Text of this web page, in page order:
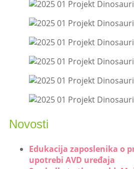
Novosti
Edukacija zaposlenika o
upotrebi AVD uređaja